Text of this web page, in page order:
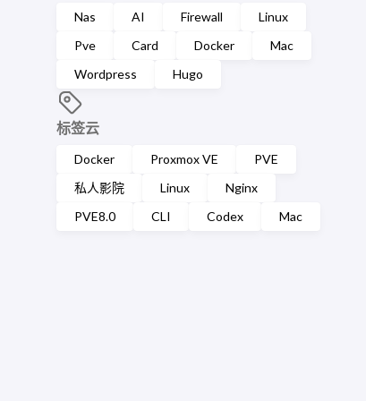
Nas AI Firewall
Linux
Pve
Card Docker
Mac
Wordpress
Hugo
标签云
Docker Proxmox VE
PVE
私人影院
Linux
Nginx
PVE8.0
CLI Codex Mac